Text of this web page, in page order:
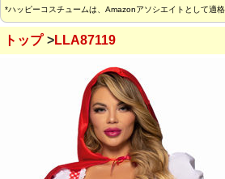
*ハッピーコスチュームは、Amazonアソシエイトとして適
トップ LLA87119